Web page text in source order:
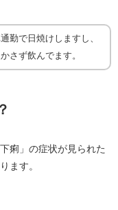
勤で日焼けしますし、
さず飲んでます。
痢」の症状が見られた
ます。